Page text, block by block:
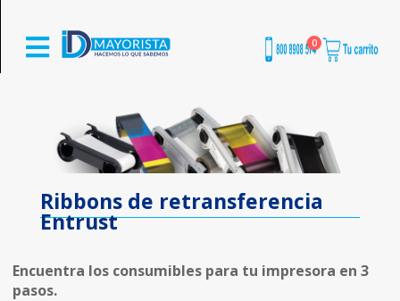
0
Ribbons de retransferencia
Entrust
Encuentra los consumibles para tu impresora en 3
pasos.